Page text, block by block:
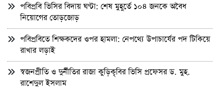
পবিপ্রবি ভিসির বিদায় ঘণ্টা: শেষ মুহূর্তে ১০৪ জনকে অবৈধ
নিয়োগের তোড়জোড়
পবিপ্রবিতে শিক্ষকদের ওপর হামলা: নেপথ্যে উপাচার্যের পদ টিকিয়ে
রাখার লড়াই
স্বজনপ্রীতি ও দুর্নীতির রাজা কুড়িকৃবির ভিসি প্রফেসর ড. মুহ.
রাশেদুল ইসলাম